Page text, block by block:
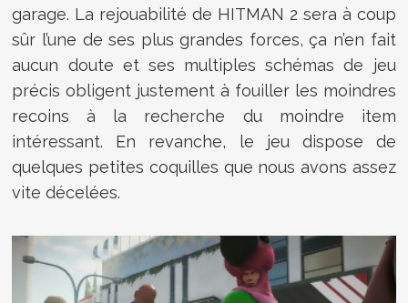
garage. La rejouabilité de HITMAN 2 sera à coup
sûr l’une de ses plus grandes forces, ça n’en fait
aucun doute et ses multiples schémas de jeu
précis obligent justement à fouiller les moindres
recoins à la recherche du moindre item
intéressant. En revanche, le jeu dispose de
quelques petites coquilles que nous avons assez
vite décelées.